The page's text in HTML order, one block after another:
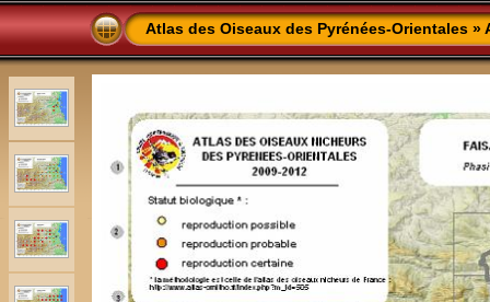
Atlas des Oiseaux des Pyrénées-Orientales »